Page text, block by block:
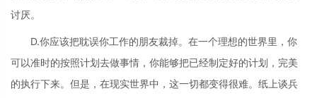
讨厌。
D.你应该把耽误你工作的朋友裁掉。在一个理想的世界里，你
可以准时的按照计划去做事情，你能够把已经制定好的计划，完美
的执行下来。但是，在现实世界中，这一切都变得很难。纸上谈兵